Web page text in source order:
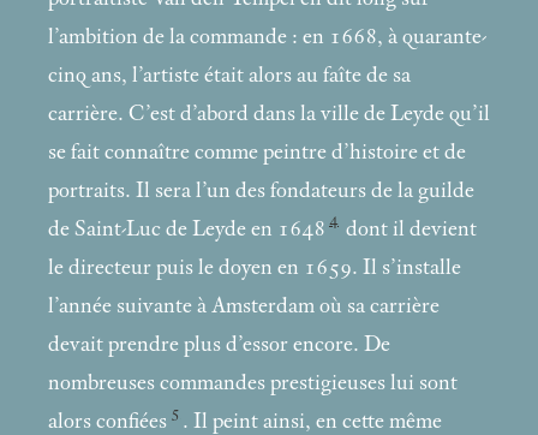
l’ambition de la commande : en 1668, à quarante-
cinq ans, l’artiste était alors au faîte de sa
carrière. C’est d’abord dans la ville de Leyde qu’il
se fait connaître comme peintre d’histoire et de
portraits. Il sera l’un des fondateurs de la guilde
de Saint-Luc de Leyde en 1648 4 dont il devient
le directeur puis le doyen en 1659. Il s’installe
l’année suivante à Amsterdam où sa carrière
devait prendre plus d’essor encore. De
nombreuses commandes prestigieuses lui sont
alors confiées 5 . Il peint ainsi, en cette même